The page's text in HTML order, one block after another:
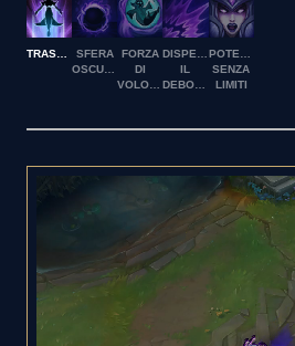
SFERA
FORZA
DI
DISPERDI
IL
POTERE
SENZA
LIMITI